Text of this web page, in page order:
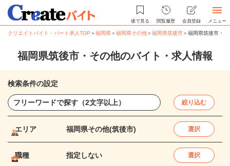
後で見る 閲覧履歴 会員登録 メニュー
クリエイトバイト・パート求人TOP ＞福岡県＞福岡県その他＞福岡県筑後市＞福岡県筑後市・
福岡県筑後市・その他のバイト・求人情報
検索条件の設定
絞り込む
エリア 福岡県その他(筑後市) 選択
職種 指定しない 選択